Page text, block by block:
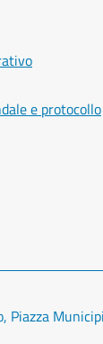
e protocollo
Piazza